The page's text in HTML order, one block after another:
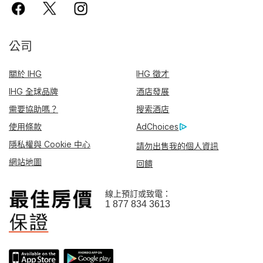
公司
關於 IHG
IHG 徵才
IHG 全球品牌
酒店發展
需要協助嗎？
搜索酒店
使用條款
AdChoices
隱私權與 Cookie 中心
請勿出售我的個人資訊
網站地圖
回饋
線上預訂或致電：
1 877 834 3613